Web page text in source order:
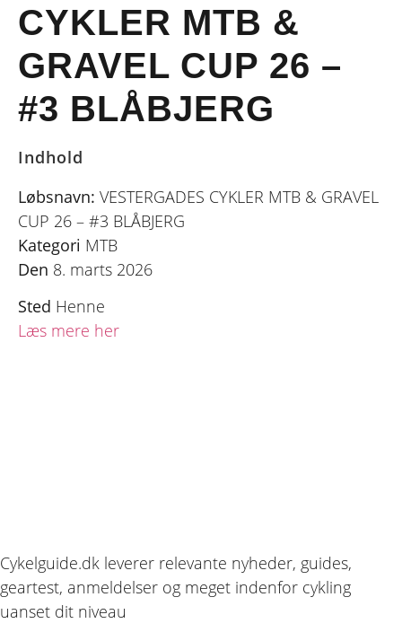
CYKLER MTB &
GRAVEL CUP 26 –
#3 BLÅBJERG
Indhold
Løbsnavn: VESTERGADES CYKLER MTB & GRAVEL
CUP 26 – #3 BLÅBJERG
Kategori MTB
Den 8. marts 2026
Sted Henne
Læs mere her
Cykelguide.dk leverer relevante nyheder, guides,
geartest, anmeldelser og meget indenfor cykling
uanset dit niveau